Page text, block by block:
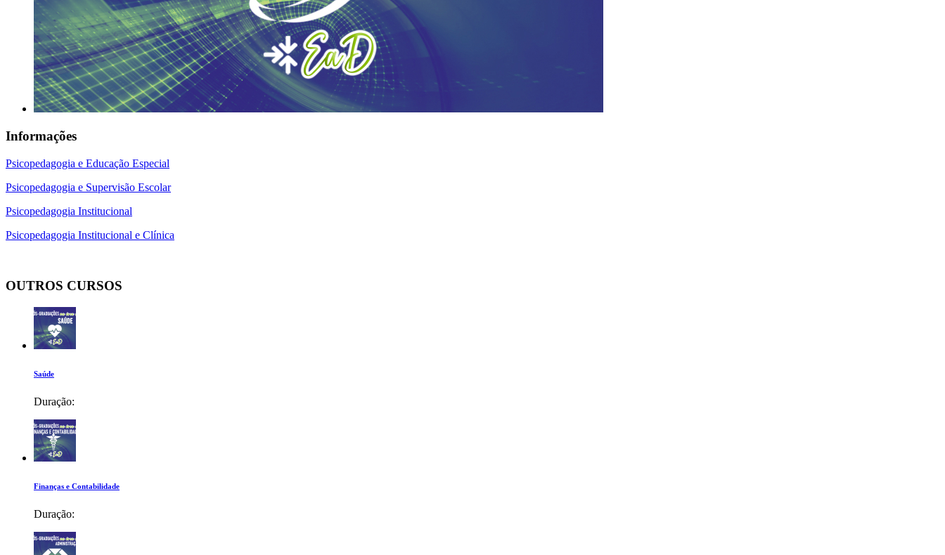
Informações
Psicopedagogia e Educação Especial
Psicopedagogia e Supervisão Escolar
Psicopedagogia Institucional
Psicopedagogia Institucional e Clínica
OUTROS CURSOS
Saúde
Duração:
Finanças e Contabilidade
Duração: